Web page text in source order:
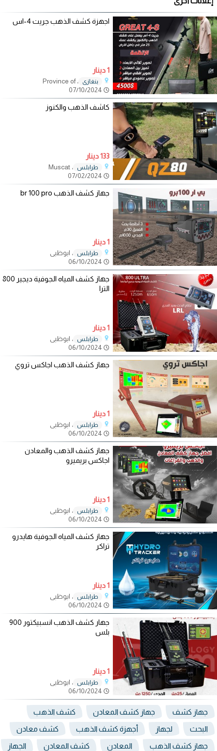
اجهزة كشف الذهب جريت 4-اس
1 دينار
بنغازي
، Province of
كاشف الذهب والكنوز
133 دينار
طرابلـس ، Muscat
جهاز كشف الذهب br 100 pro
1 دينار
طرابلـس ، ابوظبي
جهاز كشف المياه الجوفية ديجير 800
الترا
1 دينار
طرابلـس ، ابوظبي
جهاز كشف الذهب اجاكس تروي
1 دينار
طرابلـس ، ابوظبي
جهاز كشف الذهب والمعادن
اجاكس بريميرو
1 دينار
طرابلـس ، ابوظبي
جهاز كشف المياه الجوفية هايدرو
تراكر
1 دينار
طرابلـس ، ابوظبي
جهار كشف الذهب انسبيكتور 900
بلس
1 دينار
طرابلـس ، ابوظبي
جهاز كشف جهاز كشف المعادن كشف الذهب
البحث لجهاز أجهزة كشف الذهب كشف معادن
جهاز كشف الذهب المعادن كشف المعادن الجهاز